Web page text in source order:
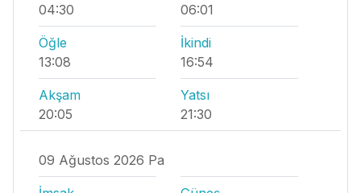
04:30
06:01
Öğle
13:08
İkindi
16:54
Akşam
20:05
Yatsı
21:30
09 Ağustos 2026 Pa